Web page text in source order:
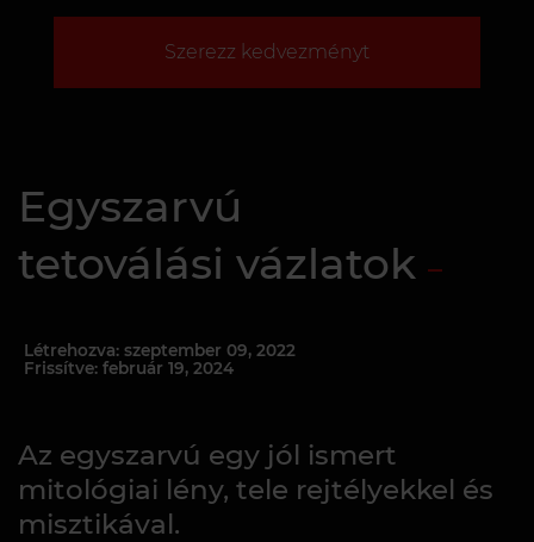
Szerezz kedvezményt
Egyszarvú
tetoválási vázlatok
Létrehozva: szeptember 09, 2022
Frissítve: február 19, 2024
Az egyszarvú egy jól ismert
mitológiai lény, tele rejtélyekkel és
misztikával.